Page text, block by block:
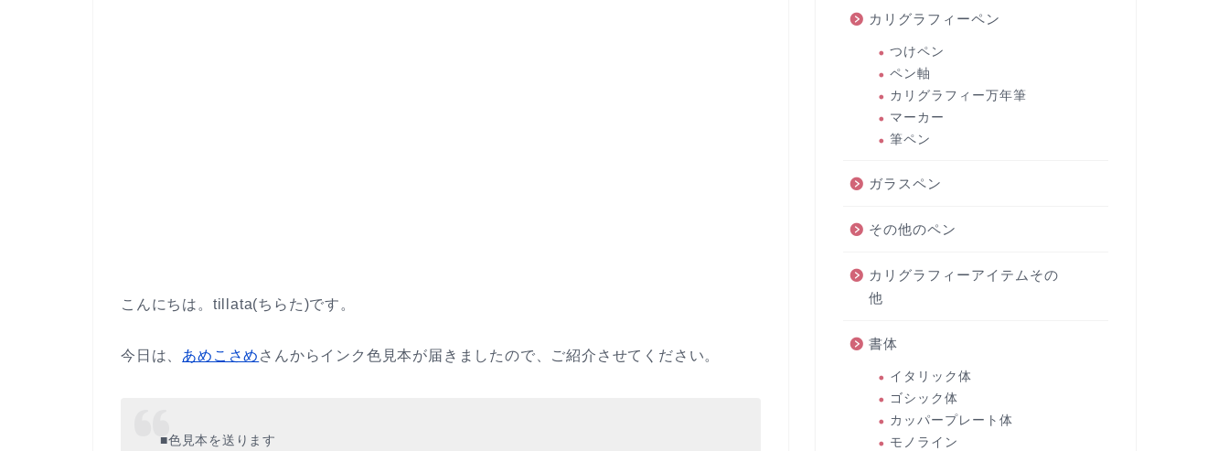
こんにちは。tillata(ちらた)です。
今日は、 あめこさめ さんからインク色見本が届きましたので、ご紹介させてください。
■色見本を送ります
カリグラフィーペン
つけペン
ペン軸
カリグラフィー万年筆
マーカー
筆ペン
ガラスペン
その他のペン
カリグラフィーアイテムその
他
書体
イタリック体
ゴシック体
カッパープレート体
モノライン